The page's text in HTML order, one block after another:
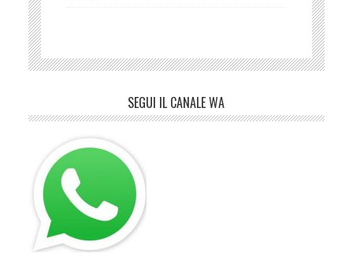
SEGUI IL CANALE WA